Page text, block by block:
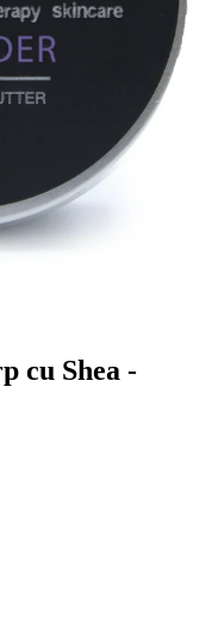
cu Shea -